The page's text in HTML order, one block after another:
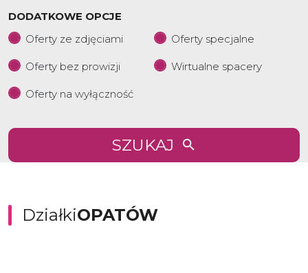
DODATKOWE OPCJE
Oferty ze zdjęciami
Oferty specjalne
Oferty bez prowizji Wirtualne spacery
Oferty na wyłączność
SZUKAJ
DziałkiOPATÓW